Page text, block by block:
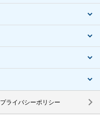
プライバシーポリシー